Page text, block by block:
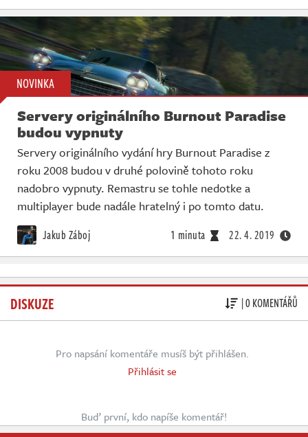
NOVINKA
Servery originálního Burnout Paradise
budou vypnuty
Servery originálního vydání hry Burnout Paradise z
roku 2008 budou v druhé polovině tohoto roku
nadobro vypnuty. Remastru se tohle nedotke a
multiplayer bude nadále hratelný i po tomto datu.
Jakub Záboj 1 minuta 22. 4. 2019
DISKUZE | 0 KOMENTÁŘŮ
Pro napsání komentáře musíš být přihlášen.
Přihlásit se
Buď první, kdo napíše komentář!